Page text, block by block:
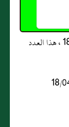
* : عدد المشاهدات و التنزيل منذ 18/04/2013 ، هذا العدد